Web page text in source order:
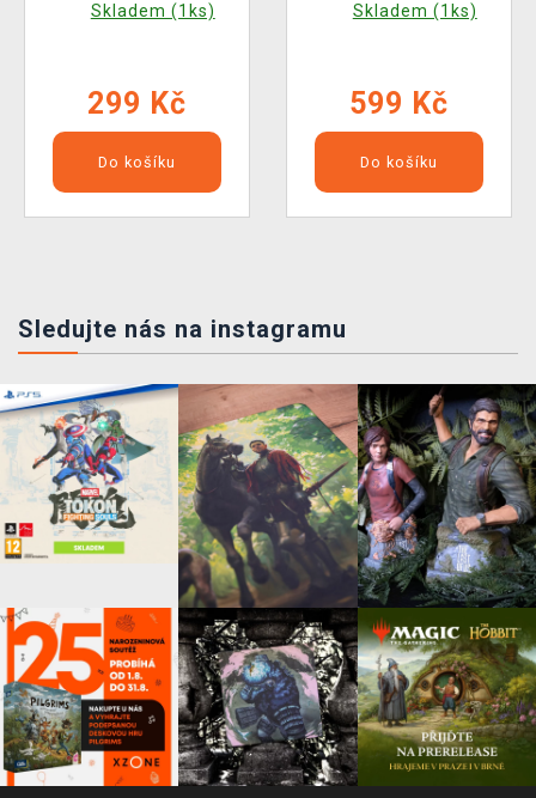
Skladem (1ks)
299 Kč
Do košíku
Skladem (1ks)
599 Kč
Do košíku
Sledujte nás na instagramu